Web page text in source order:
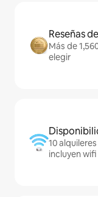
Reseñas
Más de
elegir
10
incluyen wifi